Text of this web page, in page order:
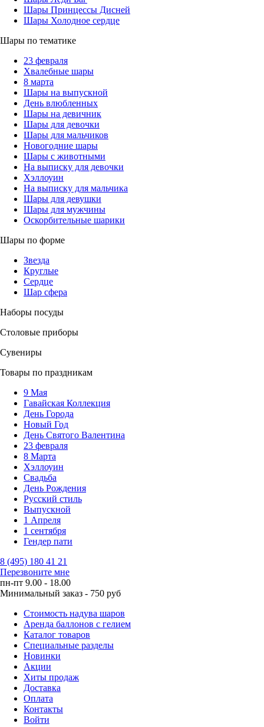
Шары Принцессы Дисней
Шары Холодное сердце
Шары по тематике
23 февраля
Хвалебные шары
8 марта
Шары на выпускной
День влюбленных
Шары на девичник
Шары для девочки
Шары для мальчиков
Новогодние шары
Шары с животными
На выписку для девочки
Хэллоуин
На выписку для мальчика
Шары для девушки
Шары для мужчины
Оскорбительные шарики
Шары по форме
Звезда
Круглые
Сердце
Шар сфера
Наборы посуды
Столовые приборы
Сувениры
Товары по праздникам
9 Мая
Гавайская Коллекция
День Города
Новый Год
День Святого Валентина
23 февраля
8 Марта
Хэллоуин
Свадьба
День Рождения
Русский стиль
Выпускной
1 Апреля
1 сентября
Гендер пати
8 (495) 180 41 21
Перезвоните мне
пн-пт 9.00 - 18.00
Минимальный заказ - 750 руб
Стоимость надува шаров
Аренда баллонов с гелием
Каталог товаров
Специальные разделы
Новинки
Акции
Хиты продаж
Доставка
Оплата
Контакты
Войти